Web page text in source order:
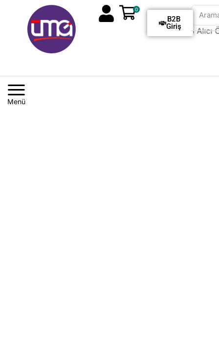
Tüm Siparişlerde Kargo Alıcı
0
B2B
Giriş
Menü